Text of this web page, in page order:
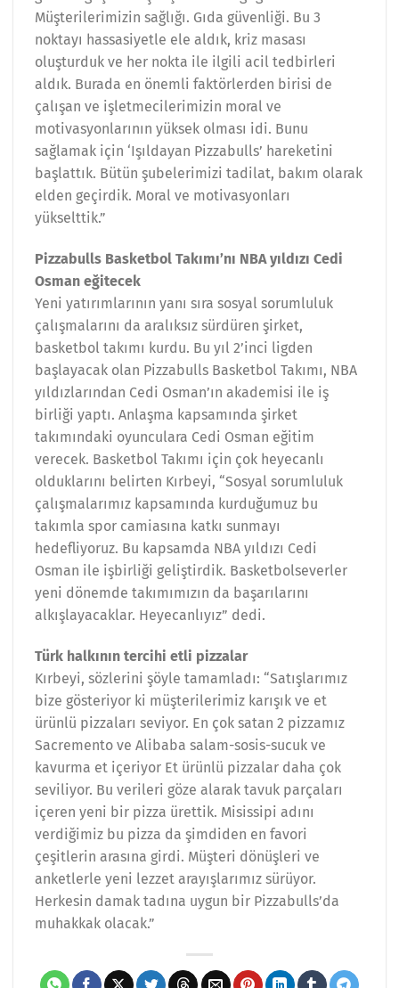
Müşterilerimizin sağlığı. Gıda güvenliği. Bu 3
noktayı hassasiyetle ele aldık, kriz masası
oluşturduk ve her nokta ile ilgili acil tedbirleri
aldık. Burada en önemli faktörlerden birisi de
çalışan ve işletmecilerimizin moral ve
motivasyonlarının yüksek olması idi. Bunu
sağlamak için ‘Işıldayan Pizzabulls’ hareketini
başlattık. Bütün şubelerimizi tadilat, bakım olarak
elden geçirdik. Moral ve motivasyonları
yükselttik.”
Pizzabulls Basketbol Takımı’nı NBA yıldızı Cedi
Osman eğitecek
Yeni yatırımlarının yanı sıra sosyal sorumluluk
çalışmalarını da aralıksız sürdüren şirket,
basketbol takımı kurdu. Bu yıl 2’inci ligden
başlayacak olan Pizzabulls Basketbol Takımı, NBA
yıldızlarından Cedi Osman’ın akademisi ile iş
birliği yaptı. Anlaşma kapsamında şirket
takımındaki oyunculara Cedi Osman eğitim
verecek. Basketbol Takımı için çok heyecanlı
olduklarını belirten Kırbeyi, “Sosyal sorumluluk
çalışmalarımız kapsamında kurduğumuz bu
takımla spor camiasına katkı sunmayı
hedefliyoruz. Bu kapsamda NBA yıldızı Cedi
Osman ile işbirliği geliştirdik. Basketbolseverler
yeni dönemde takımımızın da başarılarını
alkışlayacaklar. Heyecanlıyız” dedi.
Türk halkının tercihi etli pizzalar
Kırbeyi, sözlerini şöyle tamamladı: “Satışlarımız
bize gösteriyor ki müşterilerimiz karışık ve et
ürünlü pizzaları seviyor. En çok satan 2 pizzamız
Sacremento ve Alibaba salam-sosis-sucuk ve
kavurma et içeriyor Et ürünlü pizzalar daha çok
seviliyor. Bu verileri göze alarak tavuk parçaları
içeren yeni bir pizza ürettik. Misissipi adını
verdiğimiz bu pizza da şimdiden en favori
çeşitlerin arasına girdi. Müşteri dönüşleri ve
anketlerle yeni lezzet arayışlarımız sürüyor.
Herkesin damak tadına uygun bir Pizzabulls’da
muhakkak olacak.”